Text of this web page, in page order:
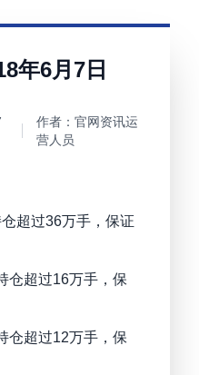
年6月7日
作者：官网资讯运
营人员
超过36万手，保证
仓超过16万手，保
仓超过12万手，保